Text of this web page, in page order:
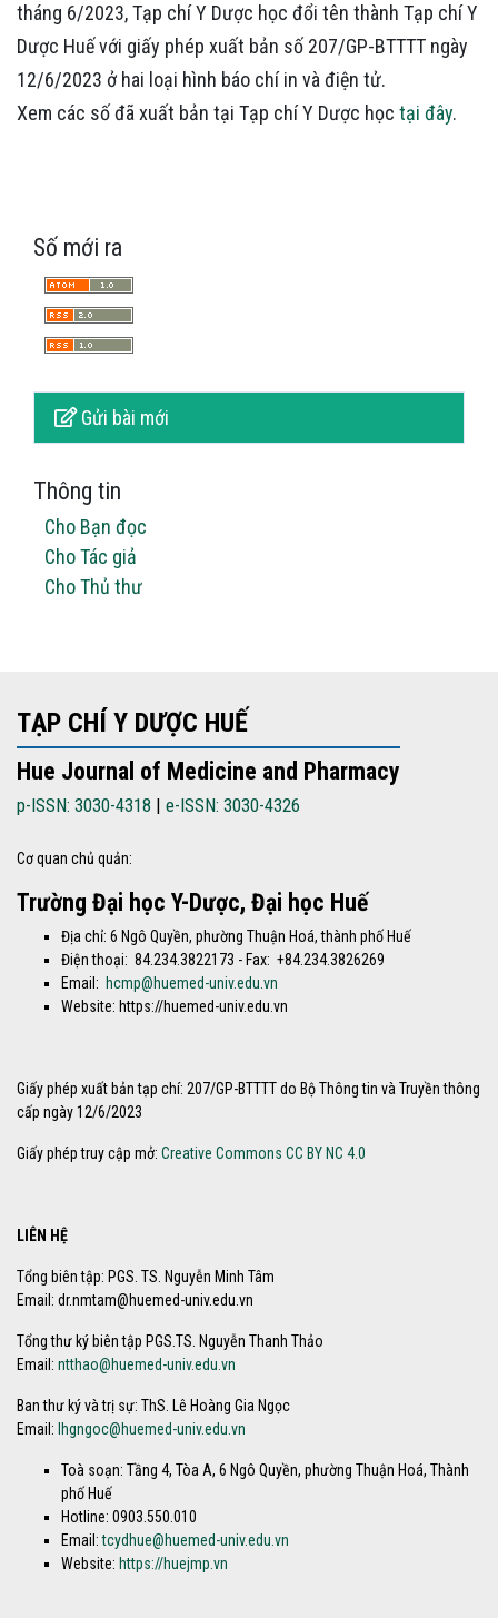
tháng 6/2023, Tạp chí Y Dược học đổi tên thành Tạp chí Y
Dược Huế với giấy phép xuất bản số 207/GP-BTTTT ngày
12/6/2023 ở hai loại hình báo chí in và điện tử.
Xem các số đã xuất bản tại Tạp chí Y Dược học tại đây.
Số mới ra
Gửi bài mới
Thông tin
Cho Bạn đọc
Cho Tác giả
Cho Thủ thư
TẠP CHÍ Y DƯỢC HUẾ
Hue Journal of Medicine and Pharmacy
p-ISSN: 3030-4318 | e-ISSN: 3030-4326
Cơ quan chủ quản:
Trường Đại học Y-Dược, Đại học Huế
Địa chỉ: 6 Ngô Quyền, phường Thuận Hoá, thành phố Huế
Điện thoại: 84.234.3822173 - Fax: +84.234.3826269
Email: hcmp@huemed-univ.edu.vn
Website: https://huemed-univ.edu.vn
Giấy phép xuất bản tạp chí: 207/GP-BTTTT do Bộ Thông tin và Truyền thông
cấp ngày 12/6/2023
Giấy phép truy cập mở: Creative Commons CC BY NC 4.0
LIÊN HỆ
Tổng biên tập: PGS. TS. Nguyễn Minh Tâm
Email: dr.nmtam@huemed-univ.edu.vn
Tổng thư ký biên tập PGS.TS. Nguyễn Thanh Thảo
Email: ntthao@huemed-univ.edu.vn
Ban thư ký và trị sự: ThS. Lê Hoàng Gia Ngọc
Email: lhgngoc@huemed-univ.edu.vn
Toà soạn: Tầng 4, Tòa A, 6 Ngô Quyền, phường Thuận Hoá, Thành
phố Huế
Hotline: 0903.550.010
Email:tcydhue@huemed-univ.edu.vn
Website: https://huejmp.vn